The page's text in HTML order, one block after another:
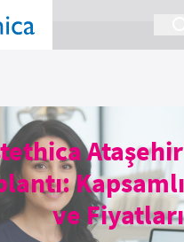
{
ve Fiyatları